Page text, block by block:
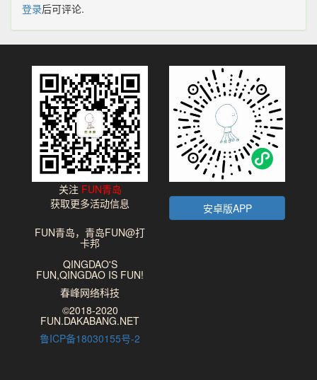
登录后可评论.
关注 FUN青岛
获取更多活动信息
安卓版APP
FUN青岛，青岛FUN@打
卡邦
QINGDAO'S
FUN,QINGDAO IS FUN!
春峰网络科技
©2018-2020
FUN.DAKABANG.NET
鲁ICP备18030155号-2